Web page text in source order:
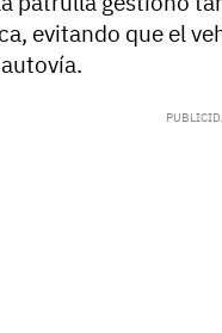
evitando que el